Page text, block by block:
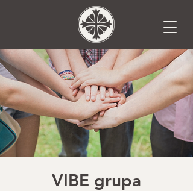
VIBE grupa